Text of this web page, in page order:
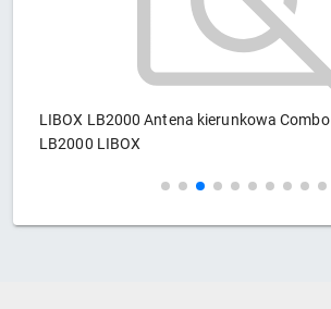
LIBOX LB2000 Antena kierunkowa Combo
LB2000 LIBOX